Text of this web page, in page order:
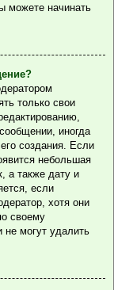
можете начинать
только свои
иногда
создания. Если
небольшая
а также дату и
если
хотя они
своему
не могут удалить